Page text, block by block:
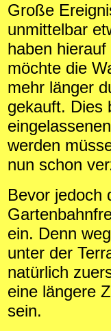
Große
unmittelbar
haben
möchte die
mehr länger
gekauft. Dies
werden
nun schon
Bevor jedoch
ein. Denn
unter der
natürlich
eine längere
sein.